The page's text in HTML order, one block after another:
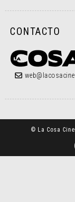
CONTACTO
© La Cosa
(